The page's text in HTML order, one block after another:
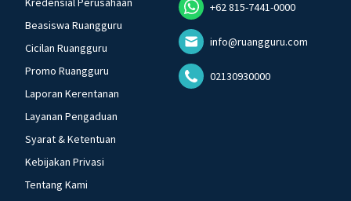
Beasiswa Ruangguru
Cicilan Ruangguru
Promo Ruangguru
Laporan Kerentanan
Layanan Pengaduan
Syarat & Ketentuan
Kebijakan Privasi
Tentang Kami
+62 815-7441-0000
info@ruangguru.com
02130930000